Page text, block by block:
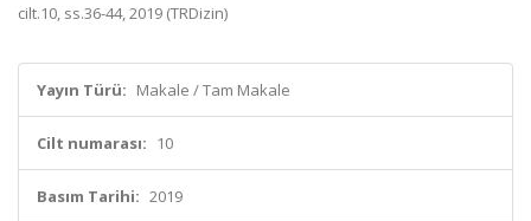
cilt.10, ss.36-44, 2019 (TRDizin)
Yayın Türü: Makale / Tam Makale
Cilt numarası: 10
Basım Tarihi: 2019